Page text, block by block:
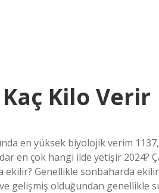
Kilo Verir
en yüksek biyolojik verim
en çok hangi ilde yetişir 2024?
ekilir? Genellikle sonbaharda
gelişmiş olduğundan genellikle